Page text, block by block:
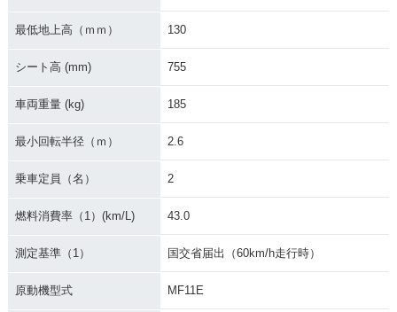
最低地上高（ｍｍ） 130
シート高 (mm) 755
車両重量 (kg) 185
最小回転半径（ｍ） 2.6
乗車定員（名） 2
燃料消費率（1）(km/L) 43.0
測定基準（1） 国交省届出（60km/h走行時）
原動機型式 MF11E